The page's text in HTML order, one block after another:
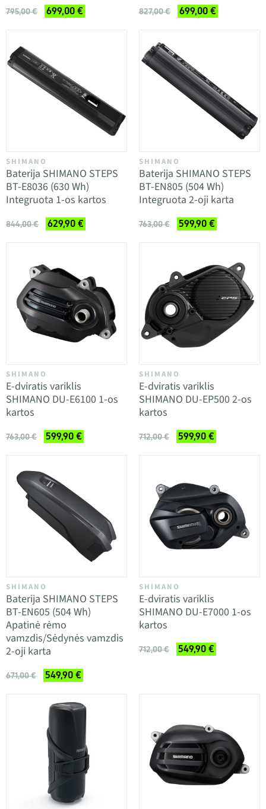
795,00 € 699,00 € 827,00 € 699,00 €
SHIMANO
Baterija SHIMANO STEPS
BT-E8036 (630 Wh)
Integruota 1-os kartos
844,00 € 629,90 €
SHIMANO
Baterija SHIMANO STEPS
BT-EN805 (504 Wh)
Integruota 2-oji karta
763,00 € 599,90 €
SHIMANO
E-dviratis variklis
SHIMANO DU-E6100 1-os
kartos
763,00 € 599,90 €
SHIMANO
E-dviratis variklis
SHIMANO DU-EP500 2-os
kartos
712,00 € 599,90 €
SHIMANO
Baterija SHIMANO STEPS
BT-EN605 (504 Wh)
Apatinė rėmo
vamzdis/Sėdynės vamzdis
2-oji karta
671,00 € 549,90 €
SHIMANO
E-dviratis variklis
SHIMANO DU-E7000 1-os
kartos
712,00 € 549,90 €